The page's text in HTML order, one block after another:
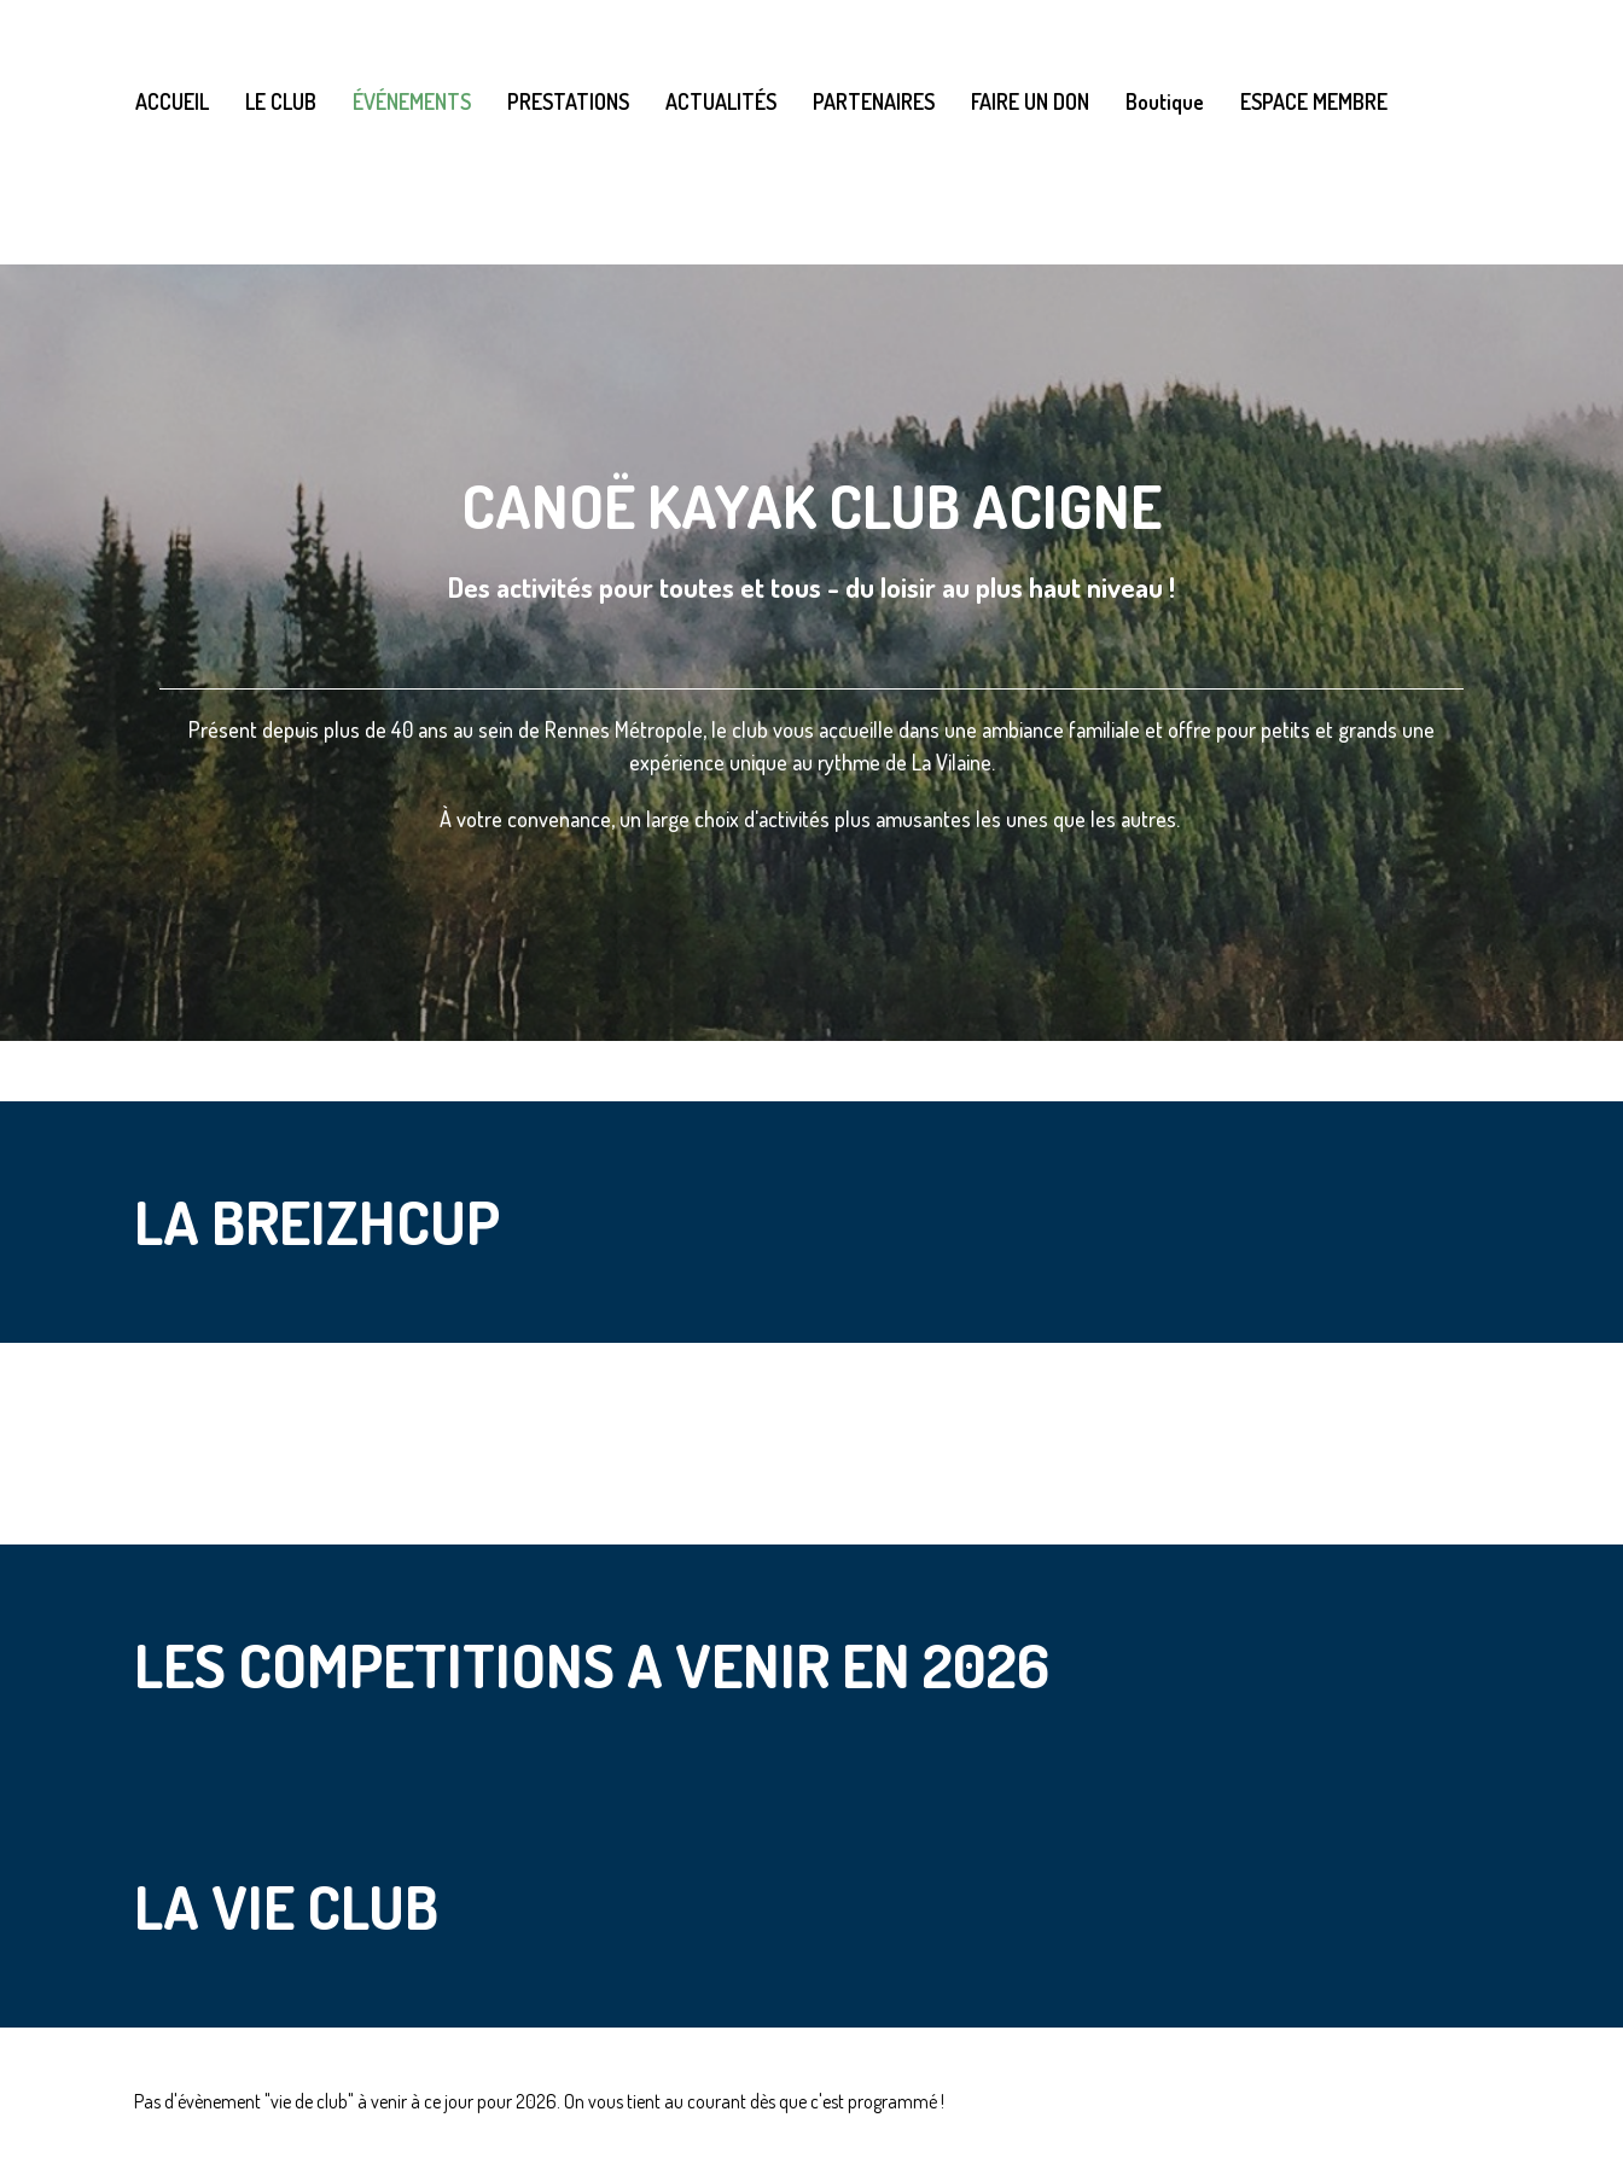
ACCUEIL LE CLUB ÉVÉNEMENTS PRESTATIONS ACTUALITÉS PARTENAIRES FAIRE UN DON Boutique ESPACE MEMBRE
CANOË KAYAK CLUB ACIGNE
Des activités pour toutes et tous - du loisir au plus haut niveau !
Présent depuis plus de 40 ans au sein de Rennes Métropole, le club vous accueille dans une ambiance familiale et offre pour petits et grands une
expérience unique au rythme de La Vilaine.
À votre convenance, un large choix d'activités plus amusantes les unes que les autres.
LA BREIZHCUP
LES COMPETITIONS A VENIR EN 2026
LA VIE CLUB
Pas d'évènement "vie de club" à venir à ce jour pour 2026. On vous tient au courant dès que c'est programmé !